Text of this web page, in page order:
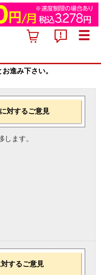
進み下さい。
対するご意見
します。
するご意見